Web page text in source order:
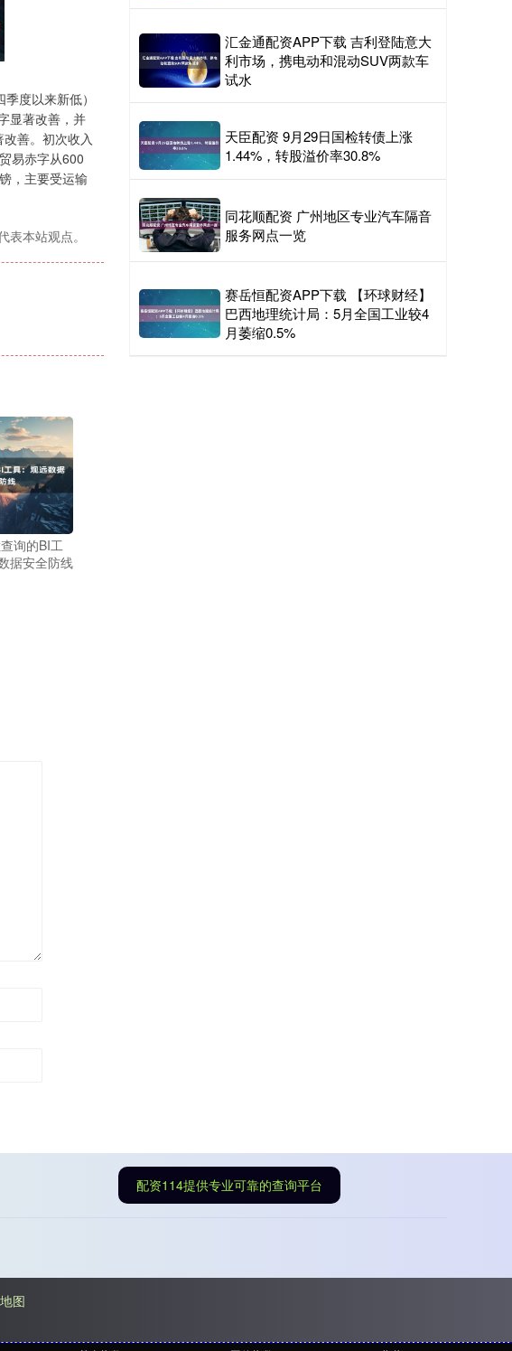
度以来新低）
显著改善，并
善。初次收入
易赤字从600
，主要受运输
本站观点。
询的BI工
据安全防线
汇金通配资APP下载 吉利登陆意大
利市场，携电动和混动SUV两款车
试水
天臣配资 9月29日国检转债上涨
1.44%，转股溢价率30.8%
同花顺配资 广州地区专业汽车隔音
服务网点一览
赛岳恒配资APP下载 【环球财经】
巴西地理统计局：5月全国工业较4
月萎缩0.5%
配资114提供专业可靠的查询平台
图